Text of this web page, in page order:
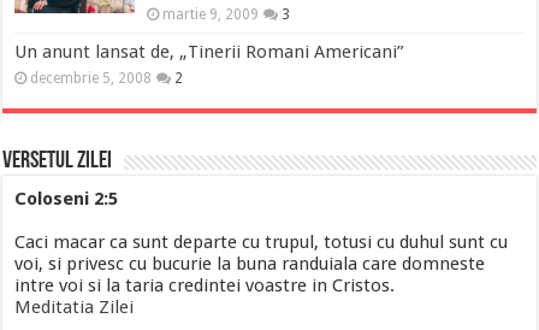
martie 9, 2009 3
Un anunt lansat de, „Tinerii Romani Americani”
decembrie 5, 2008 2
Versetul Zilei
Coloseni 2:5
Caci macar ca sunt departe cu trupul, totusi cu duhul sunt cu
voi, si privesc cu bucurie la buna randuiala care domneste
intre voi si la taria credintei voastre in Cristos.
Meditatia Zilei